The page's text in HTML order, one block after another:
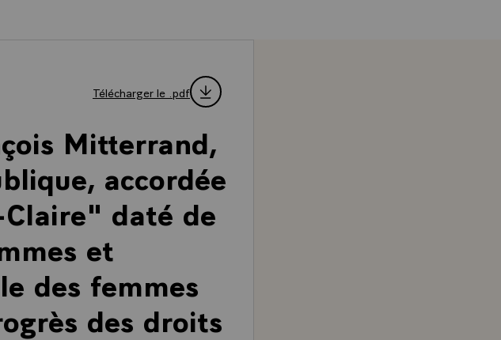
Télécharger le .pdf
Mitterrand,
accordée
daté de
et
des femmes
des droits